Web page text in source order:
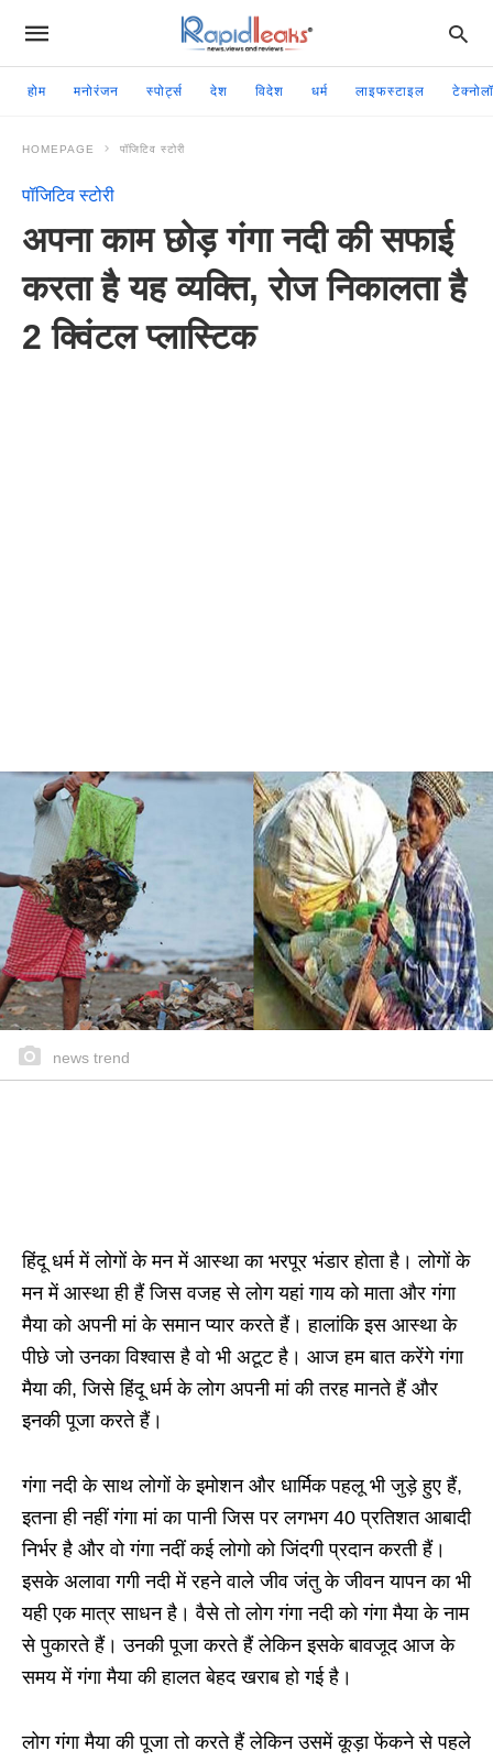
होम मनोरंजन स्पोर्ट्स देश विदेश धर्म लाइफस्टाइल
HOMEPAGE पॉजिटिव स्टोरी
पॉजिटिव स्टोरी
अपना काम छोड़ गंगा नदी की सफाई
करता है यह व्यक्ति, रोज निकालता है
2 क्विंटल प्लास्टिक
news trend
हिंदू धर्म में लोगों के मन में आस्था का भरपूर भंडार होता है। लोगों के
मन में आस्था ही हैं जिस वजह से लोग यहां गाय को माता और गंगा
मैया को अपनी मां के समान प्यार करते हैं। हालांकि इस आस्था के
पीछे जो उनका विश्वास है वो भी अटूट है। आज हम बात करेंगे गंगा
मैया की, जिसे हिंदू धर्म के लोग अपनी मां की तरह मानते हैं और
इनकी पूजा करते हैं।
गंगा नदी के साथ लोगों के इमोशन और धार्मिक पहलू भी जुड़े हुए हैं,
इतना ही नहीं गंगा मां का पानी जिस पर लगभग 40 प्रतिशत आबादी
निर्भर है और वो गंगा नदीं कई लोगो को जिंदगी प्रदान करती हैं।
इसके अलावा गगी नदी में रहने वाले जीव जंतु के जीवन यापन का भी
यही एक मात्र साधन है। वैसे तो लोग गंगा नदी को गंगा मैया के नाम
से पुकारते हैं। उनकी पूजा करते हैं लेकिन इसके बावजूद आज के
समय में गंगा मैया की हालत बेहद खराब हो गई है।
लोग गंगा मैया की पूजा तो करते हैं लेकिन उसमें कूड़ा फेंकने से पहले